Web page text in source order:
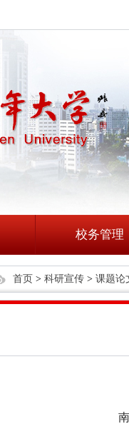
校务管理
首页 > 科研宣传 > 课题论
南通市老年大